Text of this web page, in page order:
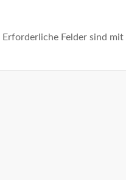
Erforderliche Felder sind mit